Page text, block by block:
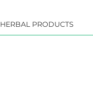
HERBAL PRODUCTS